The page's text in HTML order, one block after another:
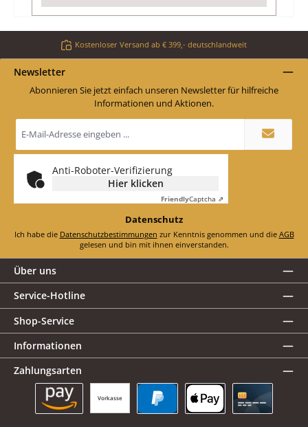
Kostenloser Versand ab € 399,- deutschlandweit
Newsletter
Abonnieren Sie jetzt einfach unseren Newsletter für hilfreiche
Informationen und Aktionen.
E-
Mail-
*
Anti-Roboter-Verifizierung
Hier klicken
FriendlyCaptcha ⇗
Datenschutz
Ich habe die Datenschutzbestimmungen zur Kenntnis genommen und die AGB
gelesen und bin mit ihnen einverstanden.
Über uns
Service-Hotline
Shop-Service
Informationen
Zahlungsarten
Vorkasse